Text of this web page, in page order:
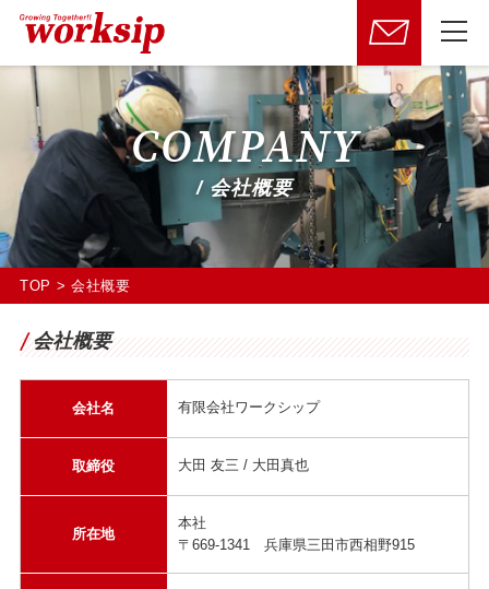
COMPANY
/ 会社概要
TOP > 会社概要
会社概要
会社名 有限会社ワークシップ
取締役 大田 友三 / 大田真也
所在地
本社
〒669-1341 兵庫県三田市西相野915